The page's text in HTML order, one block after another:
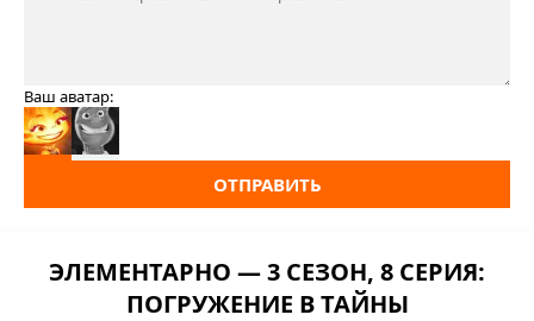
Ваш аватар:
ОТПРАВИТЬ
ЭЛЕМЕНТАРНО — 3 СЕЗОН, 8 СЕРИЯ:
ПОГРУЖЕНИЕ В ТАЙНЫ